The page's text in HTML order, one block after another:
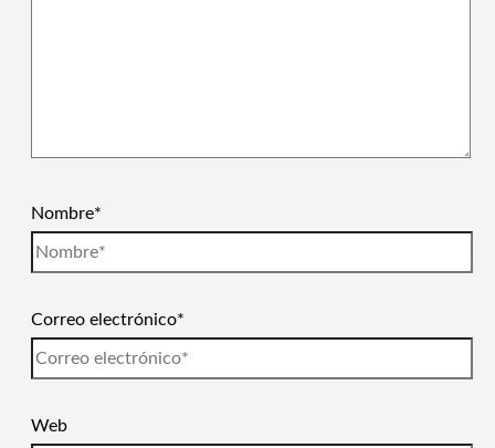
Nombre*
Correo electrónico*
Web